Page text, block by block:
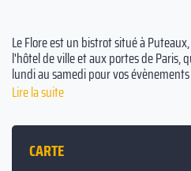
Le Flore est un bistrot situé à
l'hôtel de ville et aux portes de Paris,
lundi au samedi pour vos
lumineux, boisé et authentique ou en
Des planches à partager sont
satisfaire les envies de tous,
Lire la suite
CARTE